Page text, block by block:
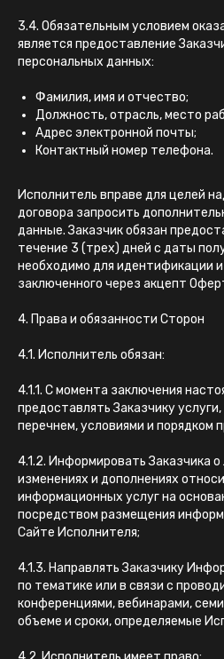
3.4. Обязательным условием
является предоставление
персональных данных:
Фамилия, имя и отчество;
Должность, отрасль, место
Адрес электронной почты;
Контактный номер телефона.
Исполнитель вправе для целей
договора запросить
данные. Заказчик обязан
течение 3 (трех) дней с даты
необходимо для идентификации
заключенного через акцепт
4. Права и обязанности Сторон
4.1. Исполнитель обязан:
4.1.1. С момента заключения
предоставлять Заказчику
перечнем, условиями и порядком
4.1.2. Информировать Заказчика
изменениях и дополнениях
информационных услуг на
посредством размещения
Сайте Исполнителя;
4.1.3. Направлять Заказчику
по тематике или в связи с
конференциями, вебинарами,
объеме и сроки, определяемые